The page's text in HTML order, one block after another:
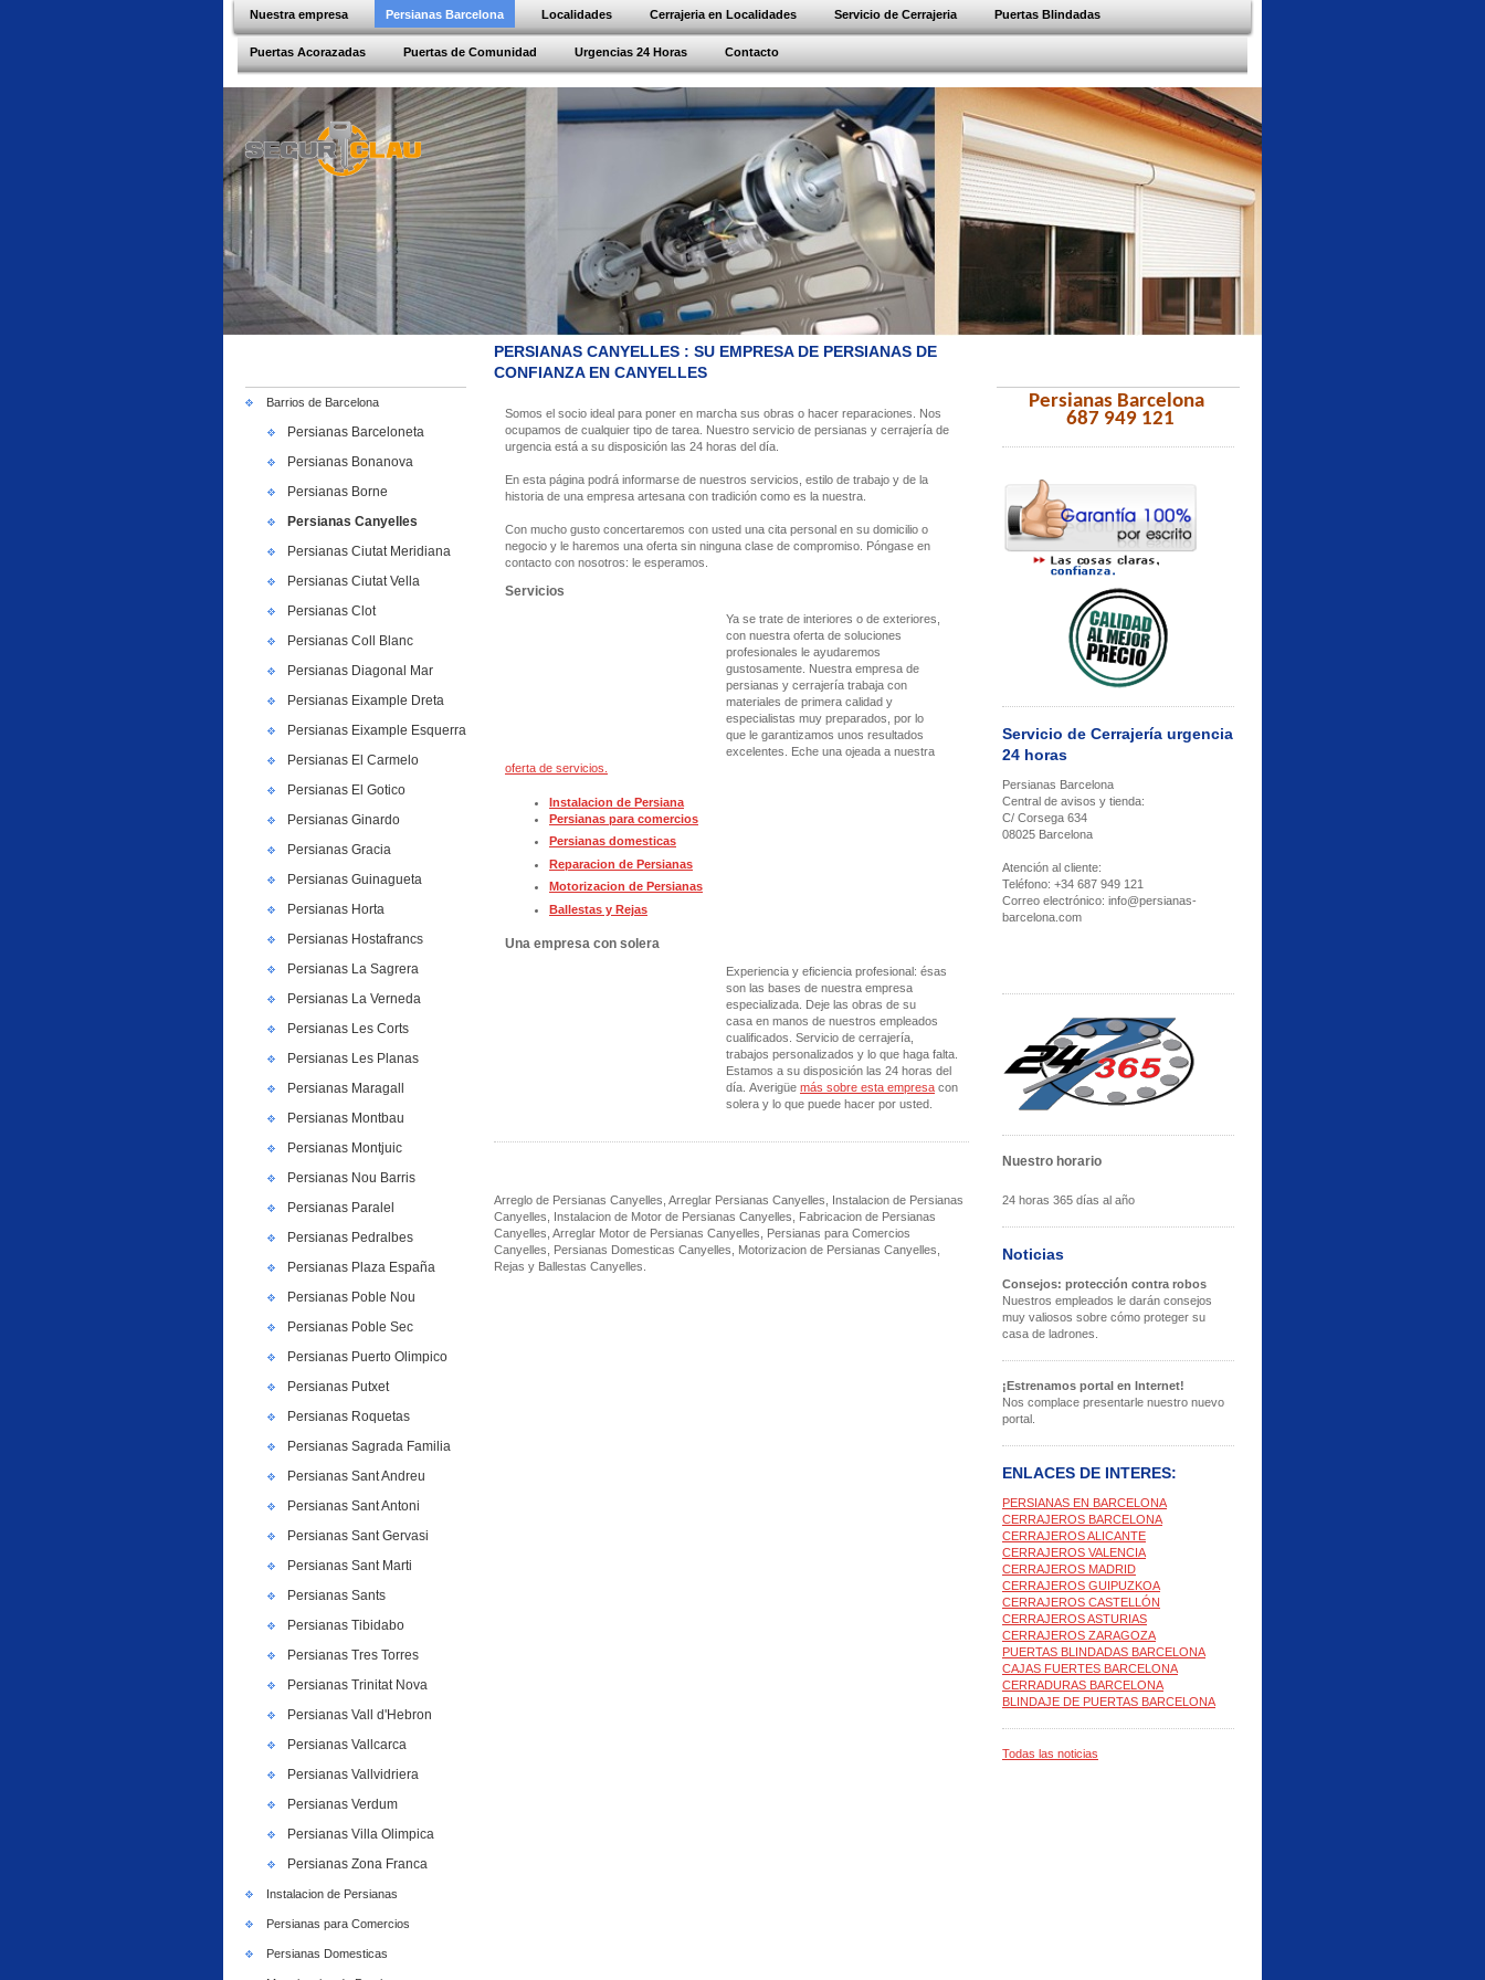
Nuestra empresa Persianas Barcelona Localidades Cerrajeria en Localidades Servicio de Cerrajeria Puertas Blindadas
Puertas Acorazadas Puertas de Comunidad Urgencias 24 Horas Contacto
Barrios de Barcelona
Persianas Barceloneta
Persianas Bonanova
Persianas Borne
Persianas Canyelles
Persianas Ciutat Meridiana
Persianas Ciutat Vella
Persianas Clot
Persianas Coll Blanc
Persianas Diagonal Mar
Persianas Eixample Dreta
Persianas Eixample Esquerra
Persianas El Carmelo
Persianas El Gotico
Persianas Ginardo
Persianas Gracia
Persianas Guinagueta
Persianas Horta
Persianas Hostafrancs
Persianas La Sagrera
Persianas La Verneda
Persianas Les Corts
Persianas Les Planas
Persianas Maragall
Persianas Montbau
Persianas Montjuic
Persianas Nou Barris
Persianas Paralel
Persianas Pedralbes
Persianas Plaza España
Persianas Poble Nou
Persianas Poble Sec
Persianas Puerto Olimpico
Persianas Putxet
Persianas Roquetas
Persianas Sagrada Familia
Persianas Sant Andreu
Persianas Sant Antoni
Persianas Sant Gervasi
Persianas Sant Marti
Persianas Sants
Persianas Tibidabo
Persianas Tres Torres
Persianas Trinitat Nova
Persianas Vall d'Hebron
Persianas Vallcarca
Persianas Vallvidriera
Persianas Verdum
Persianas Villa Olimpica
Persianas Zona Franca
Instalacion de Persianas
Persianas para Comercios
Persianas Domesticas
PERSIANAS CANYELLES : SU EMPRESA DE PERSIANAS DE
CONFIANZA EN CANYELLES
Somos el socio ideal para poner en marcha sus obras o hacer reparaciones. Nos
ocupamos de cualquier tipo de tarea. Nuestro servicio de persianas y cerrajería de
urgencia está a su disposición las 24 horas del día.
En esta página podrá informarse de nuestros servicios, estilo de trabajo y de la
historia de una empresa artesana con tradición como es la nuestra.
Con mucho gusto concertaremos con usted una cita personal en su domicilio o
negocio y le haremos una oferta sin ninguna clase de compromiso. Póngase en
contacto con nosotros: le esperamos.
Servicios
Ya se trate de interiores o de exteriores,
con nuestra oferta de soluciones
profesionales le ayudaremos
gustosamente. Nuestra empresa de
persianas y cerrajería trabaja con
materiales de primera calidad y
especialistas muy preparados, por lo
que le garantizamos unos resultados
excelentes. Eche una ojeada a nuestra
oferta de servicios.
Instalacion de Persiana
Persianas para comercios
Persianas domesticas
Reparacion de Persianas
Motorizacion de Persianas
Ballestas y Rejas
Una empresa con solera
Experiencia y eficiencia profesional: ésas
son las bases de nuestra empresa
especializada. Deje las obras de su
casa en manos de nuestros empleados
cualificados. Servicio de cerrajería,
trabajos personalizados y lo que haga falta.
Estamos a su disposición las 24 horas del
día. Averigüe más sobre esta empresa con
solera y lo que puede hacer por usted.
Arreglo de Persianas Canyelles, Arreglar Persianas Canyelles, Instalacion de Persianas
Canyelles, Instalacion de Motor de Persianas Canyelles, Fabricacion de Persianas
Canyelles, Arreglar Motor de Persianas Canyelles, Persianas para Comercios
Canyelles, Persianas Domesticas Canyelles, Motorizacion de Persianas Canyelles,
Rejas y Ballestas Canyelles.
Persianas Barcelona
687 949 121
Servicio de Cerrajería urgencia
24 horas
Persianas Barcelona
Central de avisos y tienda:
C/ Corsega 634
08025 Barcelona
Atención al cliente:
Teléfono: +34 687 949 121
Correo electrónico: info@persianas-
barcelona.com
Nuestro horario
24 horas 365 días al año
Noticias
Consejos: protección contra robos
Nuestros empleados le darán consejos
muy valiosos sobre cómo proteger su
casa de ladrones.
¡Estrenamos portal en Internet!
Nos complace presentarle nuestro nuevo
portal.
ENLACES DE INTERES:
PERSIANAS EN BARCELONA
CERRAJEROS BARCELONA
CERRAJEROS ALICANTE
CERRAJEROS VALENCIA
CERRAJEROS MADRID
CERRAJEROS GUIPUZKOA
CERRAJEROS CASTELLÓN
CERRAJEROS ASTURIAS
CERRAJEROS ZARAGOZA
PUERTAS BLINDADAS BARCELONA
CAJAS FUERTES BARCELONA
CERRADURAS BARCELONA
BLINDAJE DE PUERTAS BARCELONA
Todas las noticias